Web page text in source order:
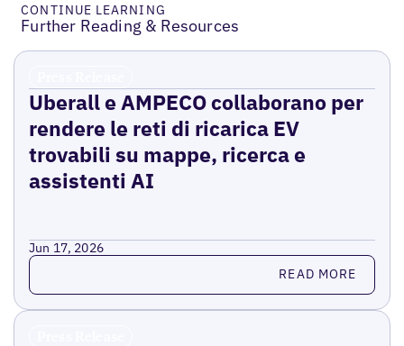
CONTINUE LEARNING
Further Reading & Resources
Uberall e AMPECO collaborano per
rendere le reti di ricarica EV
trovabili su mappe, ricerca e
assistenti AI
Jun 17, 2026
Read more READ MORE